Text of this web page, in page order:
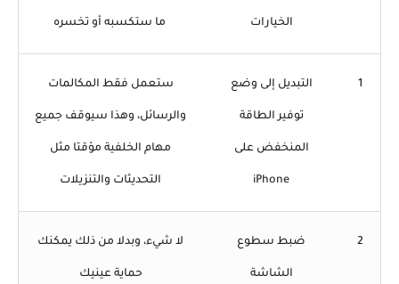
الخيارات ما ستكسبه أو تخسره
1 التبديل إلى وضع
توفير الطاقة
المنخفض على
iPhone
ستعمل فقط المكالمات
والرسائل، وهذا سيوقف جميع
مهام الخلفية مؤقتا مثل
التحديثات والتنزيلات
2 ضبط سطوع
الشاشة
لا شيء، وبدلا من ذلك يمكنك
حماية عينيك